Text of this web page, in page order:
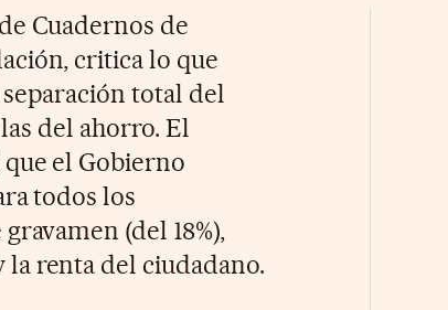
Cuadernos de
critica lo que
total del
del ahorro. El
el Gobierno
todos los
(del 18%),
renta del ciudadano.